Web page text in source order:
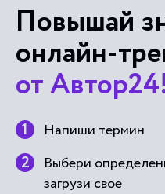
Повышай
онлайн-
от
Напиши термин
Выбери
загрузи свое